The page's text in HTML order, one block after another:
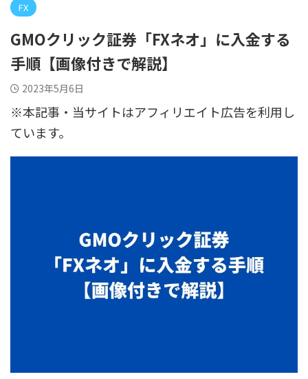
FX
GMOクリック証券「FXネオ」に入金する
手順【画像付きで解説】
2023年5月6日
※本記事・当サイトはアフィリエイト広告を利用し
ています。